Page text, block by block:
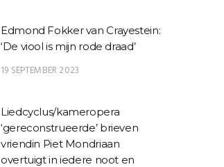
Edmond Fokker van Crayestein:
‘De viool is mijn rode draad’
19 SEPTEMBER 2023
Liedcyclus/kameropera
‘gereconstrueerde’ brieven
vriendin Piet Mondriaan
overtuigt in iedere noot en